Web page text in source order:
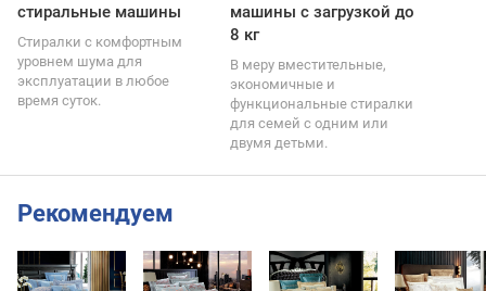
стиральные машины
Стиралки с комфортным
уровнем шума для
эксплуатации в любое
время суток.
машины с загрузкой до
8 кг
В меру вместительные,
экономичные и
функциональные стиралки
для семей с одним или
двумя детьми.
Рекомендуем